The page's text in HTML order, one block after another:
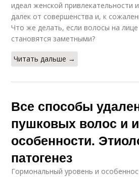
идеал женской привлекательности
далек от совершенства и, к
Что же делать, если волосы на
становятся заметными?
Читать дальше →
Все способы
пушковых волос и
особенности.
патогенез
Гормональный уровень и